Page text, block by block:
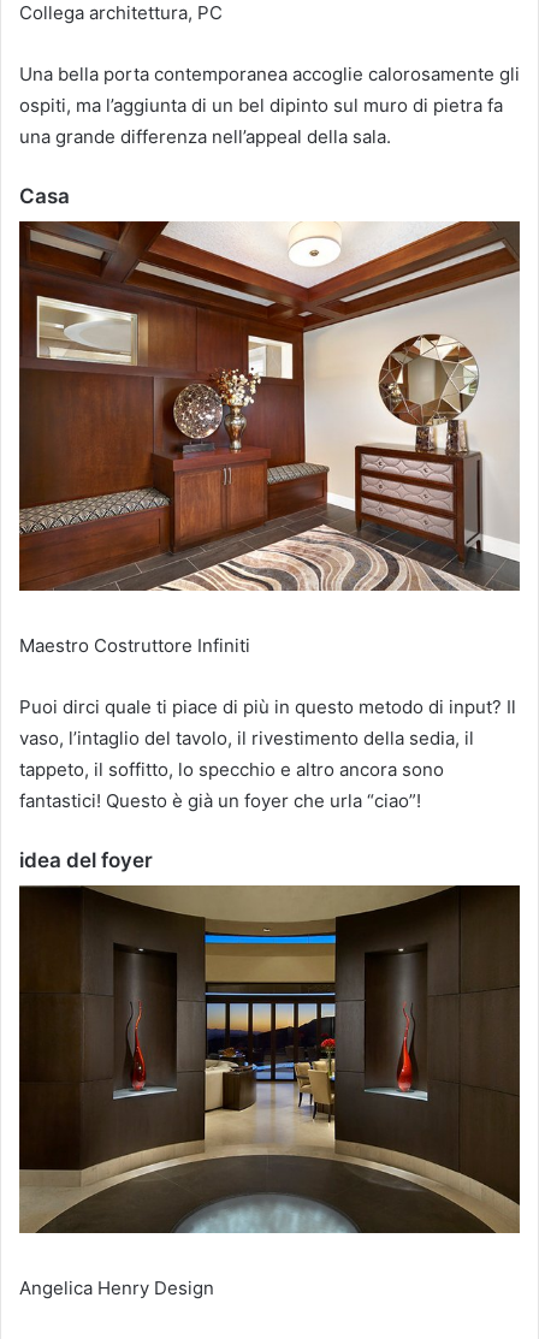
Collega architettura, PC
Una bella porta contemporanea accoglie calorosamente gli
ospiti, ma l’aggiunta di un bel dipinto sul muro di pietra fa
una grande differenza nell’appeal della sala.
Casa
Maestro Costruttore Infiniti
Puoi dirci quale ti piace di più in questo metodo di input? Il
vaso, l’intaglio del tavolo, il rivestimento della sedia, il
tappeto, il soffitto, lo specchio e altro ancora sono
fantastici! Questo è già un foyer che urla “ciao”!
idea del foyer
Angelica Henry Design